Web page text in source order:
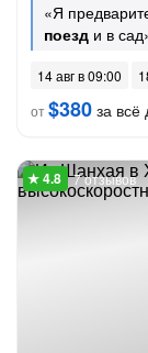
«Я
поезд и в
14 авг в 09:00
от$380 за всё
7 отзывов